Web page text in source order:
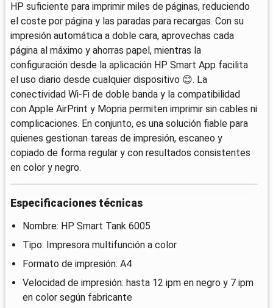
HP suficiente para imprimir miles de páginas, reduciendo
el coste por página y las paradas para recargas. Con su
impresión automática a doble cara, aprovechas cada
página al máximo y ahorras papel, mientras la
configuración desde la aplicación HP Smart App facilita
el uso diario desde cualquier dispositivo 😊. La
conectividad Wi‑Fi de doble banda y la compatibilidad
con Apple AirPrint y Mopria permiten imprimir sin cables ni
complicaciones. En conjunto, es una solución fiable para
quienes gestionan tareas de impresión, escaneo y
copiado de forma regular y con resultados consistentes
en color y negro.
Especificaciones técnicas
Nombre: HP Smart Tank 6005
Tipo: Impresora multifunción a color
Formato de impresión: A4
Velocidad de impresión: hasta 12 ipm en negro y 7 ipm
en color según fabricante